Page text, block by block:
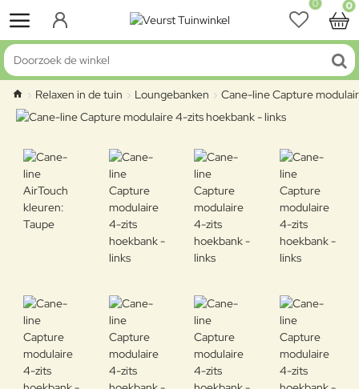
0 0
Doorzoek de winkel
home
Relaxen in de tuin Loungebanken Cane-line Capture